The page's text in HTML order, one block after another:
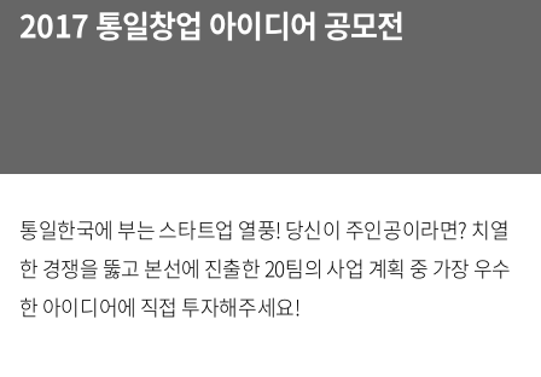
2017 통일창업 아이디어 공모전
통일한국에 부는 스타트업 열풍! 당신이 주인공이라면? 치열
한 경쟁을 뚫고 본선에 진출한 20팀의 사업 계획 중 가장 우수
한 아이디어에 직접 투자해주세요!